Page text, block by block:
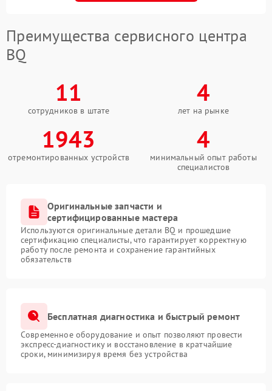
Преимущества сервисного центра
BQ
11
сотрудников в штате
4
лет на рынке
1943
отремонтированных устройств
4
минимальный опыт работы
специалистов
Оригинальные запчасти и
сертифицированные мастера
Используются оригинальные детали BQ и прошедшие
сертификацию специалисты, что гарантирует корректную
работу после ремонта и сохранение гарантийных
обязательств
Бесплатная диагностика и быстрый ремонт
Современное оборудование и опыт позволяют провести
экспресс-диагностику и восстановление в кратчайшие
сроки, минимизируя время без устройства